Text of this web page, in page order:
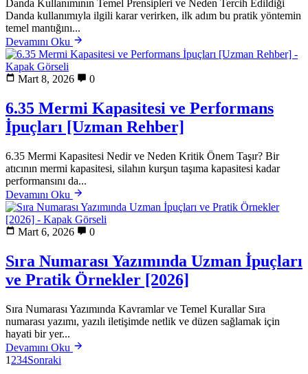
Danda Kullanımının Temel Prensipleri ve Neden Tercih Edildiği
Danda kullanımıyla ilgili karar verirken, ilk adım bu pratik yöntemin
temel mantığını...
Devamını Oku
Mart 8, 2026 0
6.35 Mermi Kapasitesi ve Performans
İpuçları [Uzman Rehber]
6.35 Mermi Kapasitesi Nedir ve Neden Kritik Önem Taşır? Bir
atıcının mermi kapasitesi, silahın kurşun taşıma kapasitesi kadar
performansını da...
Devamını Oku
Mart 6, 2026 0
Sıra Numarası Yazımında Uzman İpuçları
ve Pratik Örnekler [2026]
Sıra Numarası Yazımında Kavramlar ve Temel Kurallar Sıra
numarası yazımı, yazılı iletişimde netlik ve düzen sağlamak için
hayati bir yer...
Devamını Oku
1 234Sonraki